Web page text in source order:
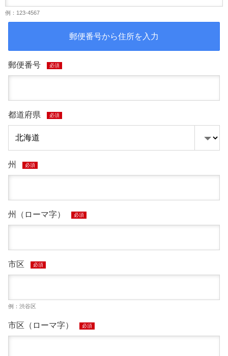
例：123-4567
郵便番号から住所を入力
郵便番号 必須
都道府県 必須
州 必須
州（ローマ字） 必須
市区 必須
例：渋谷区
市区（ローマ字） 必須